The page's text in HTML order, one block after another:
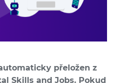
přeložen z
Skills and Jobs. Pokud